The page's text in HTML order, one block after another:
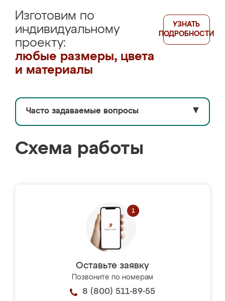
Изготовим по
индивидуальному
проекту:
любые размеры, цвета
и материалы
УЗНАТЬ
ПОДРОБНОСТИ
Часто задаваемые вопросы ▼
Схема работы
Оставьте заявку
Позвоните по номерам
8 (800) 511-89-55